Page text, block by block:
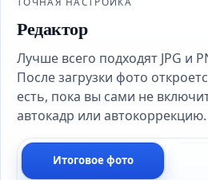
Редактор
Лучше всего подходят JPG и
После загрузки фото
есть, пока вы сами не
автокадр или автокоррекцию.
Итоговое фото